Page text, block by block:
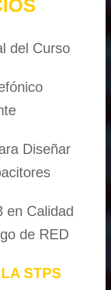
del Curso
Diseñar
en Calidad
de RED
STPS